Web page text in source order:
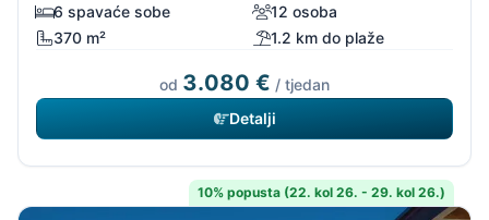
6 spavaće sobe
12 osoba
370 m²
1.2 km do plaže
od 3.080 € / tjedan
Detalji
10% popusta (22. kol 26. - 29. kol 26.)